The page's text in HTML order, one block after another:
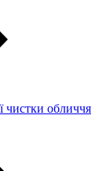
чистки обличчя